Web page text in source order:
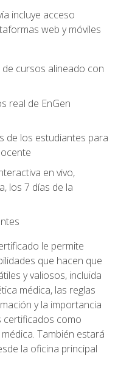
incluye acceso
web y móviles
cursos alineado con
real de EnGen
de los estudiantes para
en vivo,
los 7 días de la
le permite
que hacen que
y valiosos, incluida
médica, las reglas
y la importancia
certificados como
También estará
la oficina principal